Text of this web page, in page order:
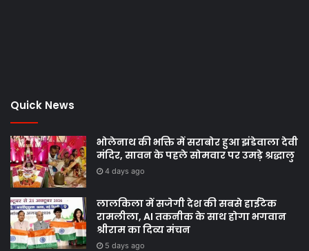
Quick News
भोलेनाथ की भक्ति में सराबोर हुआ झंडेवाला देवी
मंदिर, सावन के पहले सोमवार पर उमड़े श्रद्धालु
4 days ago
लालकिला में सजेगी देश की सबसे हाईटेक
रामलीला, AI तकनीक के साथ होगा भगवान
श्रीराम का दिव्य मंचन
5 days ago